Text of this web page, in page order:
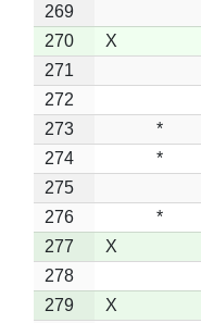
269
270
X
271
272
273
*
274
*
275
276
*
277
X
278
279
X